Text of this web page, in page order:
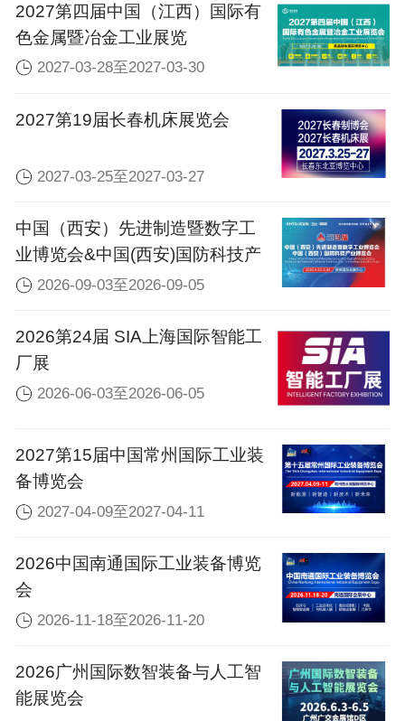
2027第四届中国（江西）国际有
色金属暨冶金工业展览
2027-03-28至2027-03-30
2027第19届长春机床展览会
2027-03-25至2027-03-27
中国（西安）先进制造暨数字工
业博览会&中国(西安)国防科技产
业博览会
2026-09-03至2026-09-05
2026第24届 SIA上海国际智能工
厂展
2026-06-03至2026-06-05
2027第15届中国常州国际工业装
备博览会
2027-04-09至2027-04-11
2026中国南通国际工业装备博览
会
2026-11-18至2026-11-20
2026广州国际数智装备与人工智
能展览会